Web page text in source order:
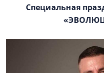
Специальная